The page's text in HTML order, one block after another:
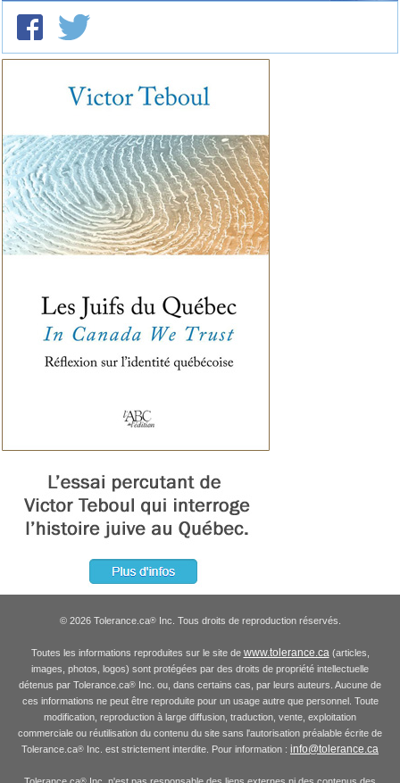
© 2026 Tolerance.ca®Inc. Tous droits de reproduction réservés.
Toutes les informations reproduites sur le site de www.tolerance.ca(articles,
images, photos, logos) sont protégées par des droits de propriété intellectuelle
détenus par Tolerance.ca® Inc. ou, dans certains cas, par leurs auteurs. Aucune de
ces informations ne peut être reproduite pour un usage autre que personnel. Toute
modification, reproduction à large diffusion, traduction, vente, exploitation
commerciale ou réutilisation du contenu du site sans l'autorisation préalable écrite de
Tolerance.ca® Inc. est strictement interdite. Pour information : info@tolerance.ca